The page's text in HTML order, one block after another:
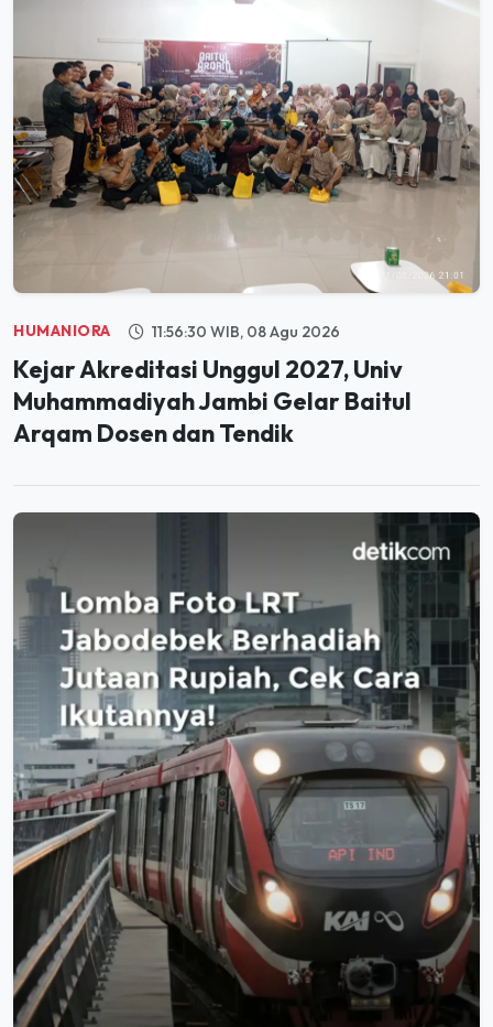
HUMANIORA 11:56:30 WIB, 08 Agu 2026
Kejar Akreditasi Unggul 2027, Univ
Muhammadiyah Jambi Gelar Baitul
Arqam Dosen dan Tendik